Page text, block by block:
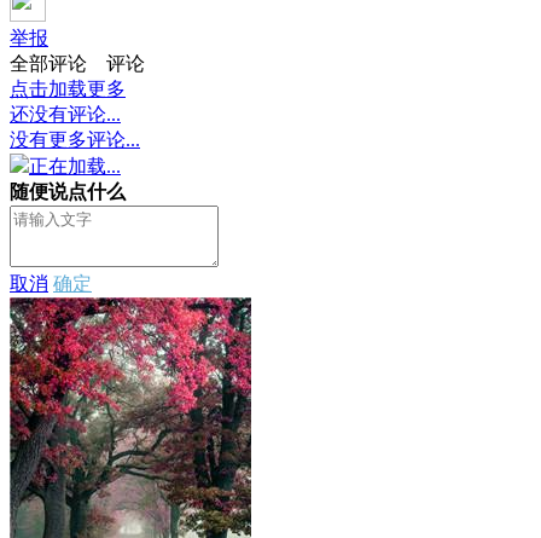
举报
全部评论
评论
点击加载更多
还没有评论...
没有更多评论...
正在加载...
随便说点什么
取消 确定